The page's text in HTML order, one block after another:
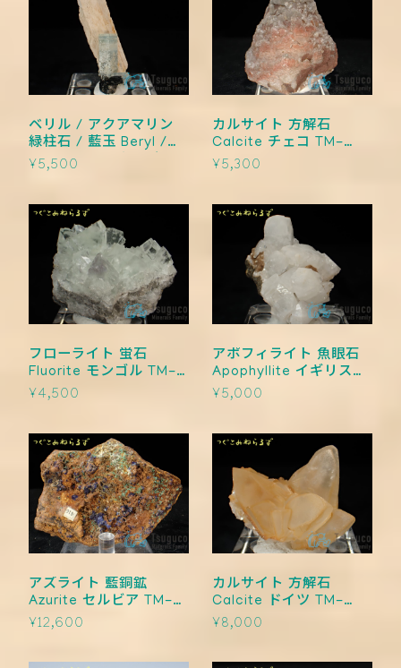
ベリル / アクアマリン
緑柱石 / 藍玉 Beryl /
Aquamarine ナミビア
¥5,500
カルサイト 方解石
Calcite チェコ TM-
0014
¥5,300
フローライト 蛍石
Fluorite モンゴル TM-
0013
¥4,500
アポフィライト 魚眼石
Apophyllite イギリス
TM-0012
¥5,000
アズライト 藍銅鉱
Azurite セルビア TM-
0011
¥12,600
カルサイト 方解石
Calcite ドイツ TM-
0010
¥8,000